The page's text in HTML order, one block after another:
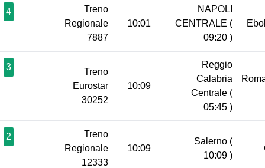
4
Treno
Regionale
7887
10:01
NAPOLI
CENTRALE (
09:20 )
3
Treno
Eurostar
30252
10:09
Reggio
Calabria
Centrale (
05:45 )
2
Treno
Regionale
12333
10:09
Salerno (
10:09 )